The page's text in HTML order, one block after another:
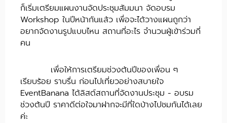
ก็เริ่มเตรียมแผนงานจัดประชุมสัมมนา จัดอบรม
Workshop ในปีหน้ากันแล้ว เพื่อจะได้วางแผนถูกว่า
อยากจัดงานรูปแบบไหน สถานที่อะไร จำนวนผู้เข้าร่วมกี่
คน
เพื่อให้การเตรียมช่วงต้นปีของเพื่อน ๆ
เรียบร้อย ราบรื่น ก่อนไปเที่ยวอย่างสบายใจ
EventBanana ได้ลิสต์สถานที่จัดงานประชุม - อบรม
ช่วงต้นปี ราคาดีต่อใจมาฝากจะมีที่ใดบ้างไปชมกันได้เลย
ค่ะ